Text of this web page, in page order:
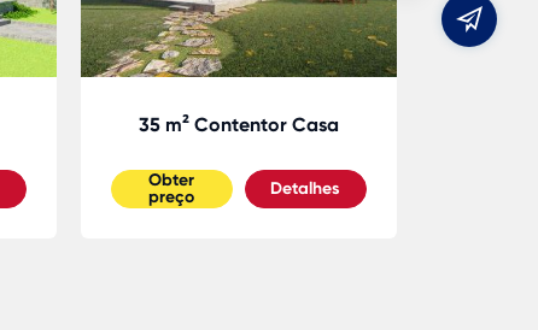
35 m² Contentor Casa
Obter
preço
Detalhes